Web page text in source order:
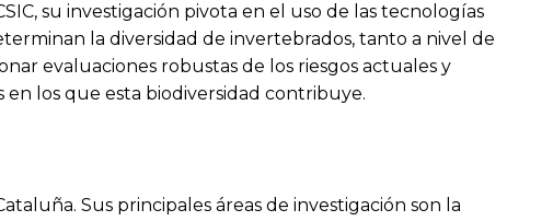
su investigación pivota en el uso de las tecnologías
la diversidad de invertebrados, tanto a nivel de
evaluaciones robustas de los riesgos actuales y
en los que esta biodiversidad contribuye.
Sus principales áreas de investigación son la